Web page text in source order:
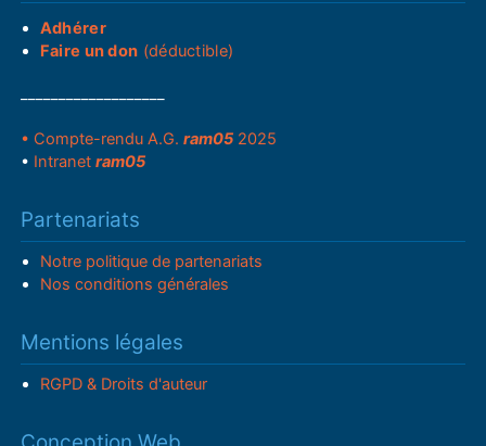
Adhérer
Faire un don (déductible)
• Compte-rendu A.G.ram05 2025
• Intranetram05
Partenariats
Notre politique de partenariats
Nos conditions générales
Mentions légales
RGPD & Droits d'auteur